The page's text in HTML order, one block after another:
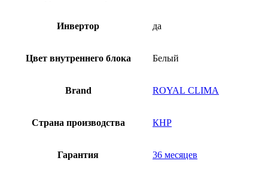
Инвертор да
Цвет внутреннего блока Белый
Brand ROYAL CLIMA
Страна производства КНР
Гарантия 36 месяцев